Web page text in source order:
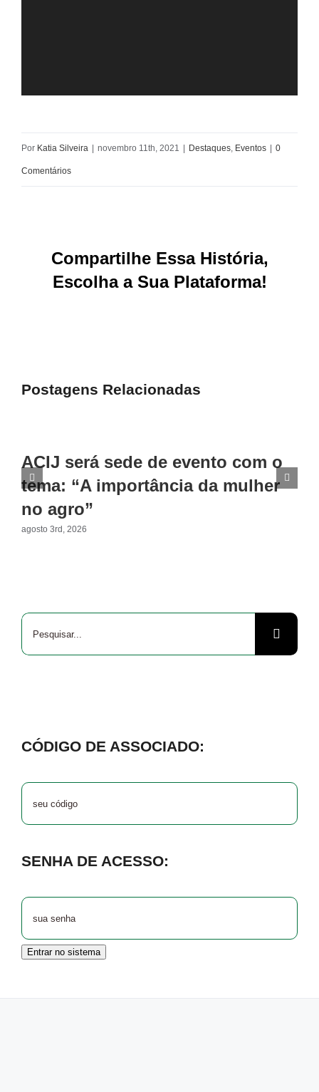
Por Katia Silveira | novembro 11th, 2021 | Destaques Eventos | 0
Comentários
Compartilhe Essa História,
Escolha a Sua Plataforma!
Postagens Relacionadas
ACIJ será sede de evento com o
tema: “A importância da mulher
no agro”
agosto 3rd, 2026
Buscar
resultados
CÓDIGO DE ASSOCIADO:
SENHA DE ACESSO:
Entrar no sistema